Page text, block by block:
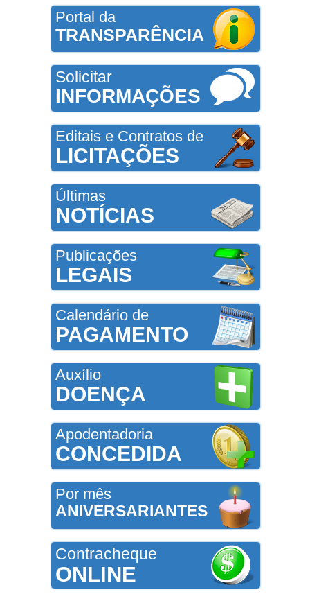
Portal da
TRANSPARÊNCIA
Solicitar
INFORMAÇÕES
Editais e Contratos de
LICITAÇÕES
Últimas
NOTÍCIAS
Publicações
LEGAIS
Calendário de
PAGAMENTO
Auxílio
DOENÇA
Apodentadoria
CONCEDIDA
Por mês
ANIVERSARIANTES
Contracheque
ONLINE